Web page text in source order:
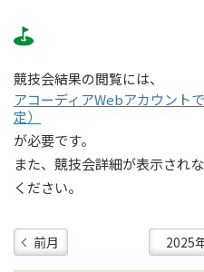
競技会結果の閲覧には、
アコーディアWebアカウント
定）
が必要です。
また、競技会詳細が表示され
ください。
前月